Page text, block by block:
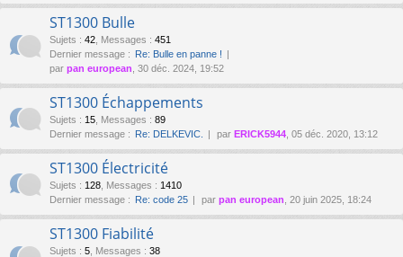
ST1300 Bulle
Sujets : 42 Messages : 451
Dernier message : Re: Bulle en panne !
par pan european , 30 déc. 2024, 19:52
ST1300 Échappements
Sujets : 15 Messages : 89
Dernier message : Re: DELKEVIC. par ERICK5944 , 05 déc. 2020, 13:12
ST1300 Électricité
Sujets : 128 Messages : 1410
Dernier message : Re: code 25 par pan european , 20 juin 2025, 18:24
ST1300 Fiabilité
Sujets : 5 Messages : 38